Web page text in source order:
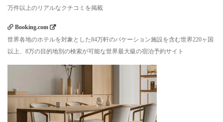
万件以上のリアルなクチコミを掲載
Booking.com
世界各地のホテルを対象とした84万軒のバケーション施設を含む世界220ヶ国
以上、8万の目的地別の検索が可能な世界最大級の宿泊予約サイト